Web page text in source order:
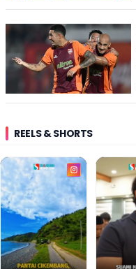
REELS & SHORTS